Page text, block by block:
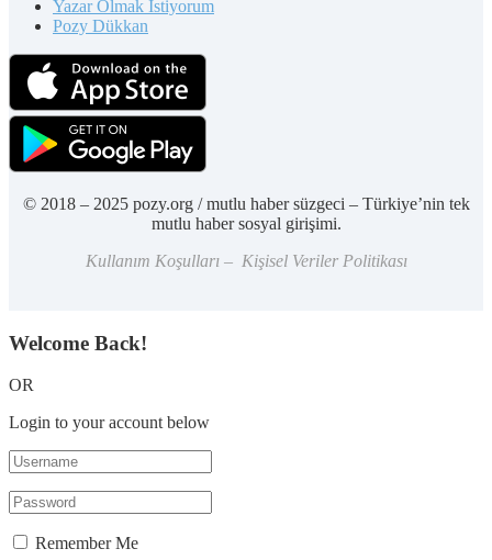
Yazar Olmak İstiyorum
Pozy Dükkan
© 2018 – 2025 pozy.org / mutlu haber süzgeci – Türkiye’nin tek
mutlu haber sosyal girişimi.
Kullanım Koşulları – Kişisel Veriler Politikası
Welcome Back!
OR
Login to your account below
Remember Me